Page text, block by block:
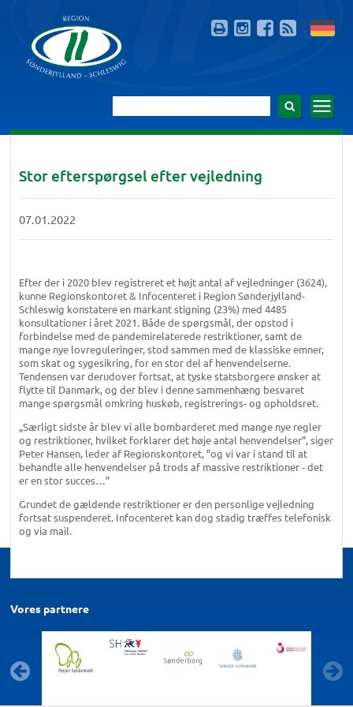
Stor efterspørgsel efter vejledning
07.01.2022
Efter der i 2020 blev registreret et højt antal af vejledninger (3624),
kunne Regionskontoret & Infocenteret i Region Sønderjylland-
Schleswig konstatere en markant stigning (23%) med 4485
konsultationer i året 2021. Både de spørgsmål, der opstod i
forbindelse med de pandemirelaterede restriktioner, samt de
mange nye lovreguleringer, stod sammen med de klassiske emner,
som skat og sygesikring, for en stor del af henvendelserne.
Tendensen var derudover fortsat, at tyske statsborgere ønsker at
flytte til Danmark, og der blev i denne sammenhæng besvaret
mange spørgsmål omkring huskøb, registrerings- og opholdsret.
„Særligt sidste år blev vi alle bombarderet med mange nye regler
og restriktioner, hvilket forklarer det høje antal henvendelser”, siger
Peter Hansen, leder af Regionskontoret, ”og vi var i stand til at
behandle alle henvendelser på trods af massive restriktioner - det
er en stor succes…”
Grundet de gældende restriktioner er den personlige vejledning
fortsat suspenderet. Infocenteret kan dog stadig træffes telefonisk
og via mail.
Vores partnere